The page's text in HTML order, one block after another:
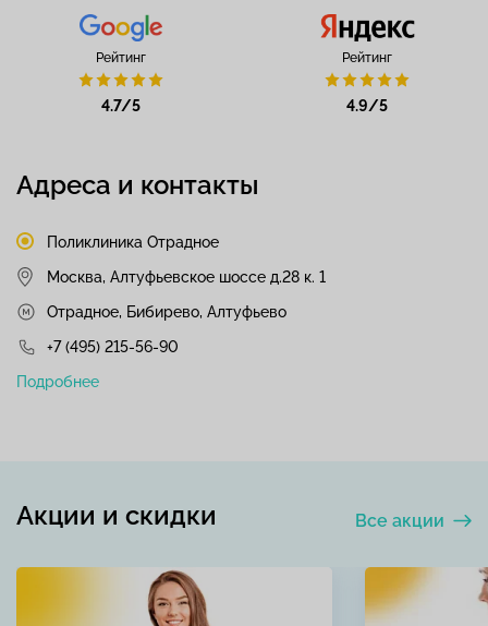
Рейтинг
4.7/5
Рейтинг
4.9/5
Адреса и контакты
Поликлиника Отрадное
Москва, Алтуфьевское шоссе д.28 к. 1
Отрадное, Бибирево, Алтуфьево
+7 (495) 215-56-90
Подробнее
Все акции
Акции и скидки